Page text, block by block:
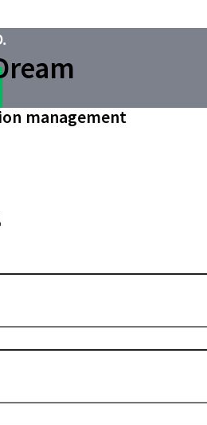
management